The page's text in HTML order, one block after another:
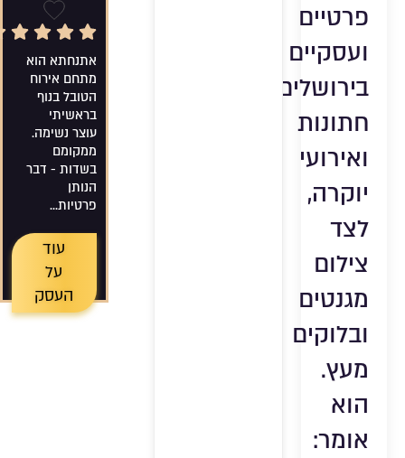
5/5 Rating
אתנחתא הוא
מתחם אירוח
הטובל בנוף
בראשיתי
עוצר נשימה.
ממקומם
בשדות - דבר
הנותן
פרטיות...
עוד
על
העסק
פרטיים
ועסקיים
בירושלים,
חתונות
ואירועי
יוקרה,
לצד
צילום
מגנטים
ובלוקים
מעץ.
הוא
אומר: